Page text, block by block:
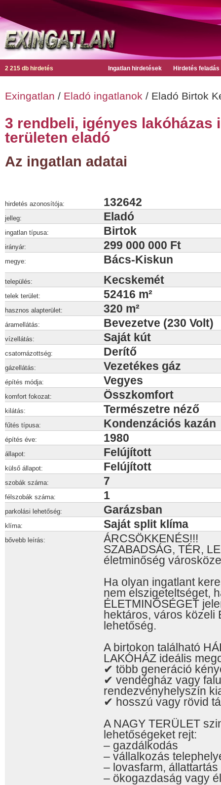
2 215 db hirdetés Ingatlan hirdetések Hirdetés feladás
Exingatlan / Eladó ingatlanok / Eladó Birtok
3 rendbeli, igényes lakóházas
területen eladó
Az ingatlan adatai
hirdetés azonosítója: 132642
jelleg: Eladó
ingatlan típusa: Birtok
irányár: 299 000 000 Ft
megye: Bács-Kiskun
település: Kecskemét
telek terület: 52416 m²
hasznos alapterület: 320 m²
áramellátás: Bevezetve (230 Volt)
vízellátás: Saját kút
csatornázottség: Derítő
gázellátás: Vezetékes gáz
építés módja: Vegyes
komfort fokozat: Összkomfort
kilátás: Természetre néző
fűtés típusa: Kondenzációs kazán
építés éve: 1980
állapot: Felújított
külső állapot: Felújított
szobák száma: 7
félszobák száma: 1
parkolási lehetőség: Garázsban
klíma: Saját split klíma
bővebb leírás:
ÁRCSÖKKENÉS!!!
SZABADSÁG, TÉR,
életminőség
Ha olyan ingatlant
nem elszigeteltséget,
ÉLETMINŐSÉGET
hektáros, város közeli
lehetőség.
A birtokon található
LAKÓHÁZ ideális
✔ több generáció
✔ vendégház vagy
rendezvényhelyszín
✔ hosszú vagy rövid
A NAGY TERÜLET
lehetőségeket rejt:
– gazdálkodás
– vállalkozás
– lovasfarm, állattartás
– ökogazdaság vagy